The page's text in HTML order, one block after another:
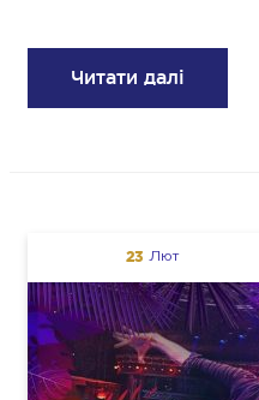
Читати далі
Лют
23